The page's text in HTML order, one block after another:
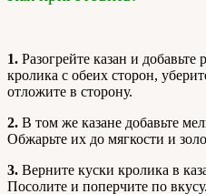
1. Разогрейте казан и
кролика с обеих сторон,
отложите в сторону.
2. В том же казане добавьте
Обжарьте их до мягкости и
3. Верните куски кролика в
Посолите и поперчите по вкусу.